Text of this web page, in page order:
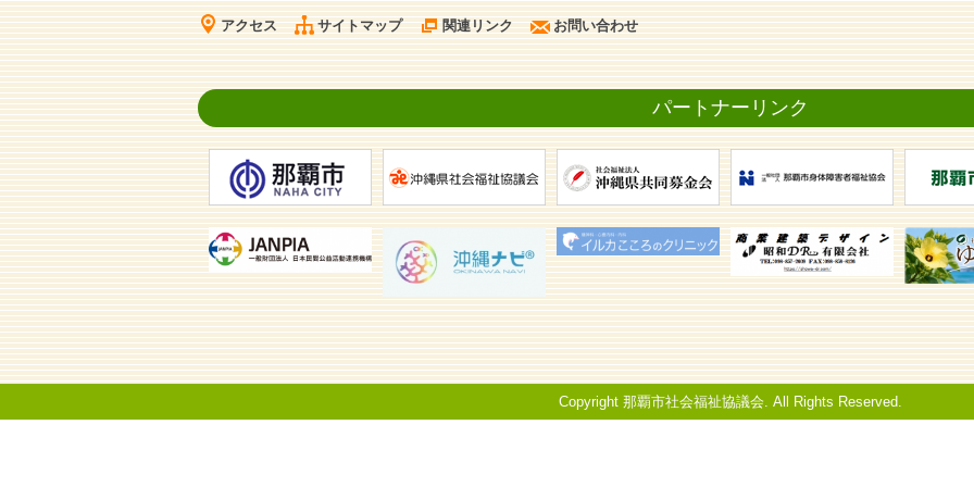
アクセス サイトマップ 関連リンク お問い合わせ
パートナーリンク
Copyright 那覇市社会福祉協議会. All Rights Reserved.